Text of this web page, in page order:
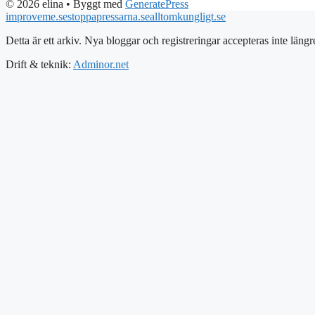
© 2026 elina • Byggt med GeneratePress
improveme.sestoppapressarna.sealltomkungligt.se
Detta är ett arkiv. Nya bloggar och registreringar accepteras inte
Drift & teknik: Adminor.net